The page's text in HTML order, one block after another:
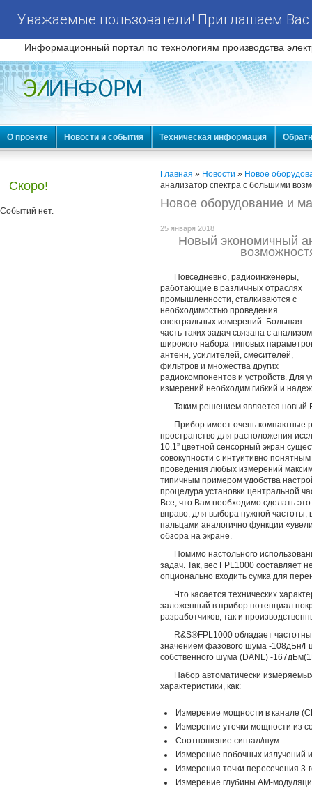
Уважаемые пользователи! Приглашаем
Информационный портал по технологиям производства
О проекте Новости и события Техническая информация
Скоро!
Событий нет.
Главная » Новости » Новое
анализатор спектра с большими
Новое оборудование и
25 января 2018
Новый экономичный
Повседневно, радиоинженеры,
работающие в различных отраслях
промышленности, сталкиваются с
необходимостью проведения
спектральных измерений. Большая
часть таких задач связана с анализом
широкого набора типовых
антенн, усилителей, смесителей,
фильтров и множества других
радиокомпонентов и устройств. Для
измерений необходим гибкий и
Таким решением является новый
Прибор имеет очень компактные
пространство для расположения
10,1” цветной сенсорный экран
совокупности с интуитивно
проведения любых измерений
типичным примером удобства
процедура установки центральной
Все, что Вам необходимо сделать
вправо, для выбора нужной частоты,
пальцами аналогично функции
обзора на экране.
Помимо настольного
задач. Так, вес FPL1000 составляет
опционально входить сумка для
Что касается технических
заложенный в прибор потенциал
разработчиков, так и
R&S®FPL1000 обладает
значением фазового шума -108дБн/
собственного шума (DANL) -
Набор автоматически
характеристики, как:
Измерение мощности в канале
Измерение утечки мощности из
Соотношение сигнал/шум
Измерение побочных излучений
Измерения точки пересечения 3-
Измерение глубины AM-